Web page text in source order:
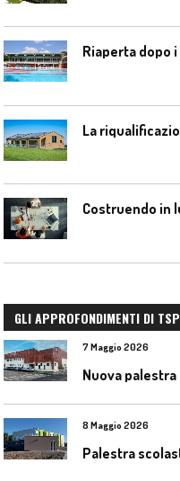
Riaperta dopo
La
Costruendo in
GLI APPROFONDIMENTI DI
7 Maggio 2026
8 Maggio 2026
Palestra